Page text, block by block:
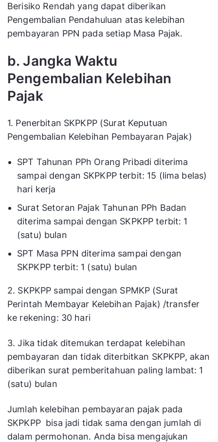
Berisiko Rendah yang dapat diberikan
Pengembalian Pendahuluan atas kelebihan
pembayaran PPN pada setiap Masa Pajak.
b. Jangka Waktu
Pengembalian Kelebihan
Pajak
1. Penerbitan SKPKPP (Surat Keputuan
Pengembalian Kelebihan Pembayaran Pajak)
SPT Tahunan PPh Orang Pribadi diterima
sampai dengan SKPKPP terbit: 15 (lima belas)
hari kerja
Surat Setoran Pajak Tahunan PPh Badan
diterima sampai dengan SKPKPP terbit: 1
(satu) bulan
SPT Masa PPN diterima sampai dengan
SKPKPP terbit: 1 (satu) bulan
2. SKPKPP sampai dengan SPMKP (Surat
Perintah Membayar Kelebihan Pajak) /transfer
ke rekening: 30 hari
3. Jika tidak ditemukan terdapat kelebihan
pembayaran dan tidak diterbitkan SKPKPP, akan
diberikan surat pemberitahuan paling lambat: 1
(satu) bulan
Jumlah kelebihan pembayaran pajak pada
SKPKPP bisa jadi tidak sama dengan jumlah di
dalam permohonan. Anda bisa mengajukan